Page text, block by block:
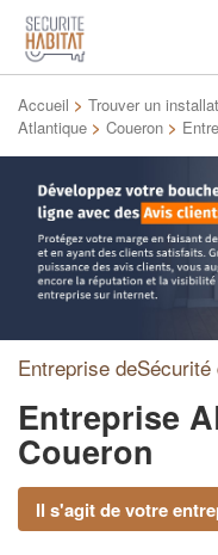
Accueil > Trouver un
Atlantique > Coueron >
Entreprise
Entreprise
Coueron
Il s'agit de votre